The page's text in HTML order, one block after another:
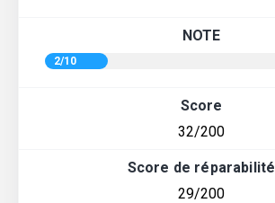
NOTE
2/10
Score
32/200
Score de réparabilité
29/200